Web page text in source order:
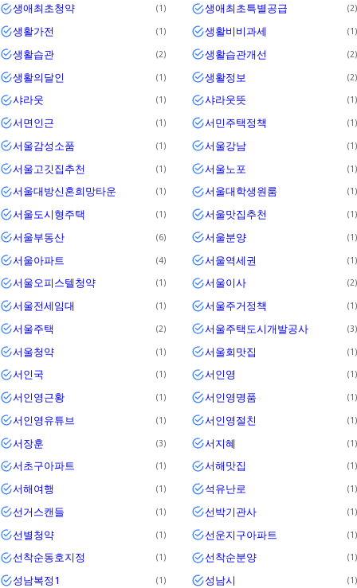
생애최초청약 1 생애최초특별공급 2
생활가전 1 생활비비과세 1
생활습관 2 생활습관개선 2
생활의달인 1 생활정보 2
샤라웃 1 샤라웃뜻 1
서면인근 1 서민주택정책 1
서울감성소품 1 서울강남 1
서울고깃집추천 1 서울노포 1
서울대방신혼희망타운 1 서울대학생원룸 1
서울도시형주택 1 서울맛집추천 1
서울부동산 6 서울분양 1
서울아파트 4 서울역세권 1
서울오피스텔청약 1 서울이사 2
서울전세임대 1 서울주거정책 1
서울주택 2 서울주택도시개발공사 3
서울청약 1 서울회맛집 1
서인국 1 서인영 1
서인영근황 1 서인영명품 1
서인영유튜브 1 서인영절친 1
서장훈 3 서지혜 1
서초구아파트 1 서해맛집 1
서해여행 1 석유난로 1
선거스캔들 1 선박기관사 1
선별청약 1 선운지구아파트 1
선착순동호지정 1 선착순분양 1
성남복정1 1 성남시 1